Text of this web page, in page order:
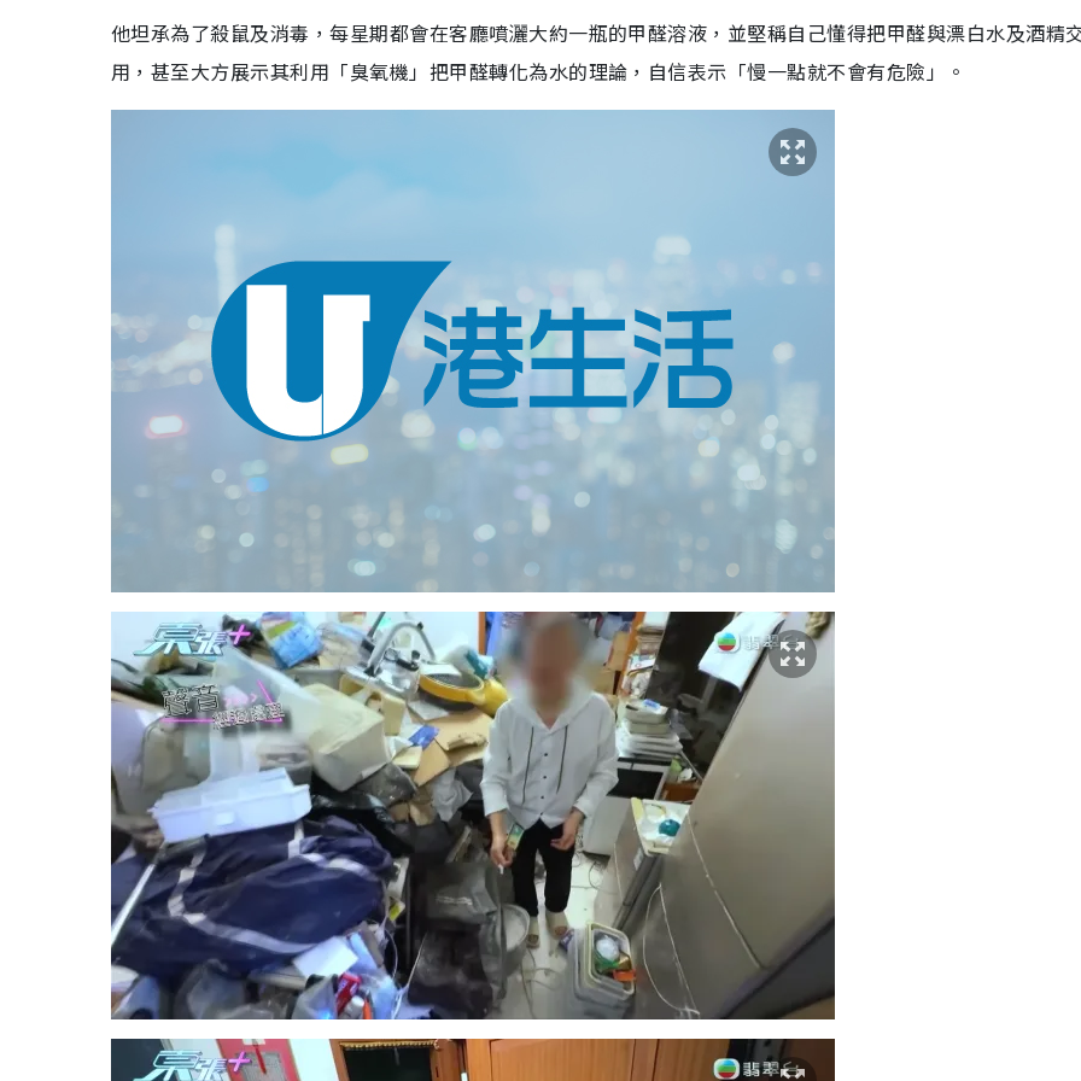
他坦承為了殺鼠及消毒，每星期都會在客廳噴灑大約一瓶的甲醛溶液，並堅稱自己懂得把甲醛與漂白水及酒精
用，甚至大方展示其利用「臭氧機」把甲醛轉化為水的理論，自信表示「慢一點就不會有危險」。